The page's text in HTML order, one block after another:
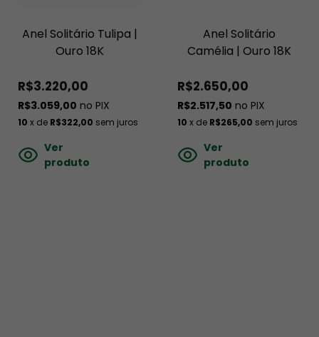
Anel Solitário Tulipa |
Ouro 18K
R$3.220,00
R$3.059,00 no PIX
10 x de R$322,00 sem juros
Ver
produto
Anel Solitário
Camélia | Ouro 18K
R$2.650,00
R$2.517,50 no PIX
10 x de R$265,00 sem juros
Ver
produto